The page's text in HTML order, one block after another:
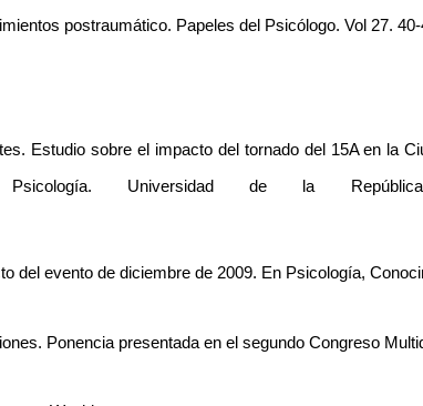
postraumático. Papeles del Psicólogo. Vol 27. 40-
Estudio sobre el impacto del tornado del 15A en la
Universidad de la República.
del evento de diciembre de 2009. En Psicología,
Ponencia presentada en el segundo Congreso